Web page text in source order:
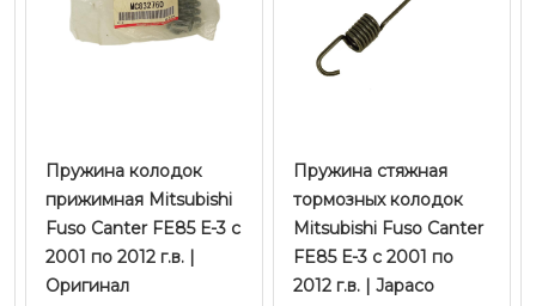
Пружина колодок
прижимная Mitsubishi
Fuso Canter FE85 Е-3 с
2001 по 2012 г.в. |
Оригинал
Пружина стяжная
тормозных колодок
Mitsubishi Fuso Canter
FE85 Е-3 с 2001 по
2012 г.в. | Japaco